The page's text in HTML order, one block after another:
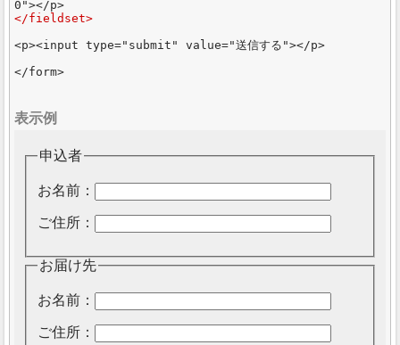
</fieldset>
<p><input type="submit" value="送信する"></p>
表示例
申込者
お名前：
ご住所：
お届け先
お名前：
ご住所：